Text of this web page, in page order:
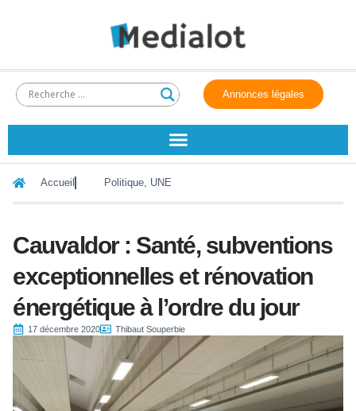
Annonces légales
Accueil Politique, UNE
Cauvaldor : Santé, subventions
exceptionnelles et rénovation
énergétique à l’ordre du jour
17 décembre 2020 Thibaut Souperbie